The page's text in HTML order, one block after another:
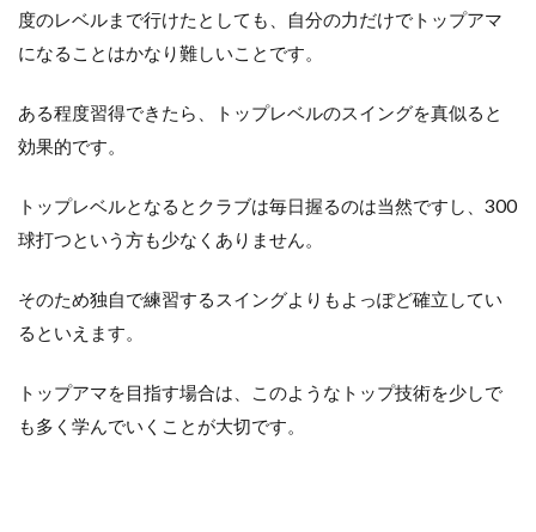
度のレベルまで行けたとしても、自分の力だけでトップアマ
になることはかなり難しいことです。
ある程度習得できたら、トップレベルのスイングを真似ると
効果的です。
トップレベルとなるとクラブは毎日握るのは当然ですし、300
球打つという方も少なくありません。
そのため独自で練習するスイングよりもよっぽど確立してい
るといえます。
トップアマを目指す場合は、このようなトップ技術を少しで
も多く学んでいくことが大切です。